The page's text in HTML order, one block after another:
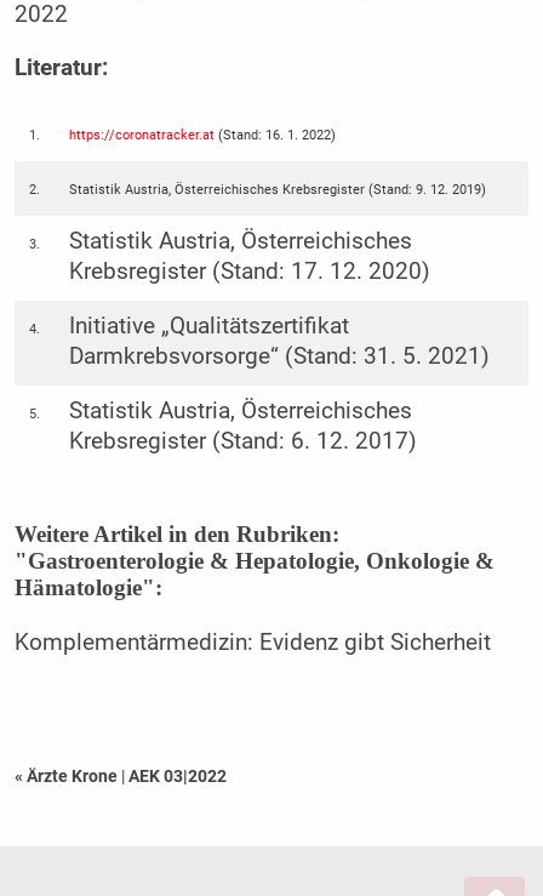
2022
Literatur:
1. https://coronatracker.at (Stand: 16. 1. 2022)
2. Statistik Austria, Österreichisches Krebsregister (Stand: 9. 12. 2019)
3.
Statistik Austria, Österreichisches
Krebsregister (Stand: 17. 12. 2020)
4.
Initiative „Qualitätszertifikat
Darmkrebsvorsorge“ (Stand: 31. 5. 2021)
5.
Statistik Austria, Österreichisches
Krebsregister (Stand: 6. 12. 2017)
Weitere Artikel in den Rubriken:
"Gastroenterologie & Hepatologie, Onkologie &
Hämatologie":
Komplementärmedizin: Evidenz gibt Sicherheit
« Ärzte Krone |AEK 03|2022